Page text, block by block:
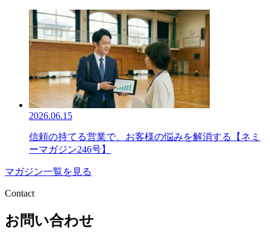
2026.06.15
信頼の持てる営業で、お客様の悩みを解消する【ネミ
ーマガジン246号】
マガジン一覧を見る
Contact
お問い合わせ